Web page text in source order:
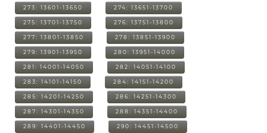
273: 13601-13650 274: 13651-13700
275: 13701-13750 276: 13751-13800
277: 13801-13850 278: 13851-13900
279: 13901-13950 280: 13951-14000
281: 14001-14050 282: 14051-14100
283: 14101-14150 284: 14151-14200
285: 14201-14250 286: 14251-14300
287: 14301-14350 288: 14351-14400
289: 14401-14450 290: 14451-14500